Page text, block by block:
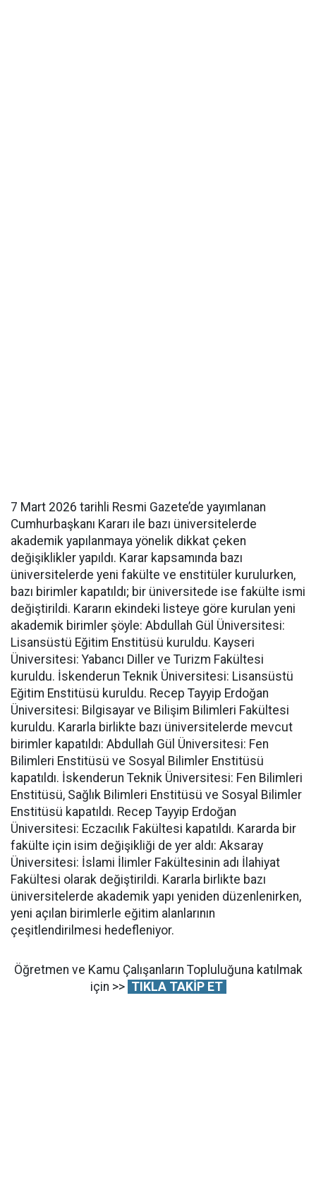
7 Mart 2026 tarihli Resmi Gazete’de yayımlanan
Cumhurbaşkanı Kararı ile bazı üniversitelerde
akademik yapılanmaya yönelik dikkat çeken
değişiklikler yapıldı. Karar kapsamında bazı
üniversitelerde yeni fakülte ve enstitüler kurulurken,
bazı birimler kapatıldı; bir üniversitede ise fakülte ismi
değiştirildi. Kararın ekindeki listeye göre kurulan yeni
akademik birimler şöyle: Abdullah Gül Üniversitesi:
Lisansüstü Eğitim Enstitüsü kuruldu. Kayseri
Üniversitesi: Yabancı Diller ve Turizm Fakültesi
kuruldu. İskenderun Teknik Üniversitesi: Lisansüstü
Eğitim Enstitüsü kuruldu. Recep Tayyip Erdoğan
Üniversitesi: Bilgisayar ve Bilişim Bilimleri Fakültesi
kuruldu. Kararla birlikte bazı üniversitelerde mevcut
birimler kapatıldı: Abdullah Gül Üniversitesi: Fen
Bilimleri Enstitüsü ve Sosyal Bilimler Enstitüsü
kapatıldı. İskenderun Teknik Üniversitesi: Fen Bilimleri
Enstitüsü, Sağlık Bilimleri Enstitüsü ve Sosyal Bilimler
Enstitüsü kapatıldı. Recep Tayyip Erdoğan
Üniversitesi: Eczacılık Fakültesi kapatıldı. Kararda bir
fakülte için isim değişikliği de yer aldı: Aksaray
Üniversitesi: İslami İlimler Fakültesinin adı İlahiyat
Fakültesi olarak değiştirildi. Kararla birlikte bazı
üniversitelerde akademik yapı yeniden düzenlenirken,
yeni açılan birimlerle eğitim alanlarının
çeşitlendirilmesi hedefleniyor.
Öğretmen ve Kamu Çalışanların Topluluğuna katılmak
için >> TIKLA TAKİP ET